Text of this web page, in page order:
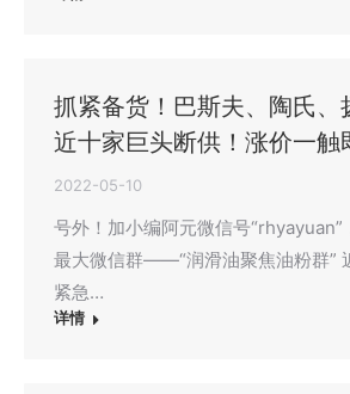
抓紧备货！巴斯夫、陶氏、
近十家巨头断供！涨价一触
2022-05-10
号外！加小编阿元微信号“rhyayuan”
最大微信群——“润滑油聚焦油粉群”
紧急…
详情